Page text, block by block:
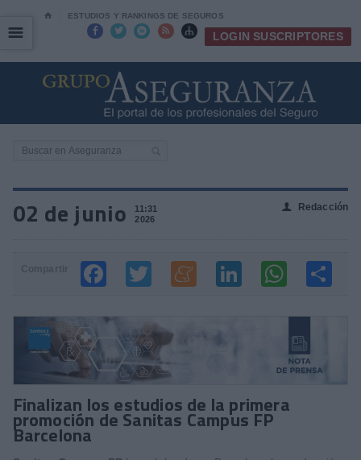
⌂ ESTUDIOS Y RANKINGS DE SEGUROS
     LOGIN SUSCRIPTORES
☰
☰
02 de junio
11:31
2026
👤 Redacción
Finalizan los estudios de la primera
promoción de Sanitas Campus FP
Barcelona